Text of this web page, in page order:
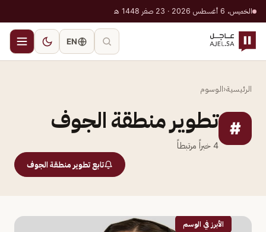
الخميس، 6 أغسطس 2026 · 23 صفر 1448 هـ
EN
الرئيسية‹الوسوم
# تطوير منطقة الجوف
4 خبراً مرتبطاً
تابع تطوير منطقة الجوف
الأبرز في الوسم